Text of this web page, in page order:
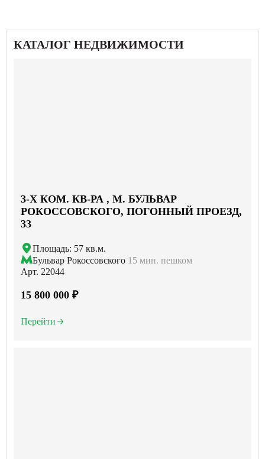
КАТАЛОГ НЕДВИЖИМОСТИ
3-X КОМ. КВ-РА , М. БУЛЬВАР
РОКОССОВСКОГО, ПОГОННЫЙ ПРОЕЗД,
33
Площадь: 57 кв.м.
Бульвар Рокоссовского 15 мин. пешком
Арт. 22044
15 800 000 ₽
Перейти